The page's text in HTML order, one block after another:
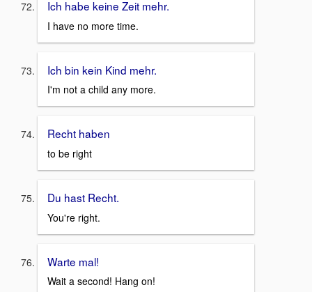
Ich habe keine Zeit mehr.
I have no more time.
Ich bin kein Kind mehr.
I'm not a child any more.
Recht haben
to be right
Du hast Recht.
You're right.
Warte mal!
Wait a second! Hang on!